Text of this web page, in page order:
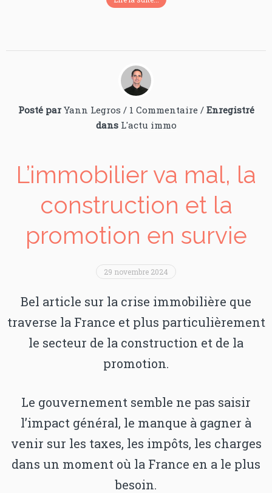
Posté par Yann Legros / 1 Commentaire / Enregistré
dans L'actu immo
L’immobilier va mal, la
construction et la
promotion en survie
29 novembre 2024
Bel article sur la crise immobilière que
traverse la France et plus particulièrement
le secteur de la construction et de la
promotion.
Le gouvernement semble ne pas saisir
l’impact général, le manque à gagner à
venir sur les taxes, les impôts, les charges
dans un moment où la France en a le plus
besoin.